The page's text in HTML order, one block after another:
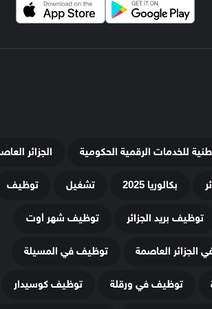
للخدمات الرقمية الحكومية الجزائر
بكالوريا 2025 تشغيل توظيف
توظيف بريد الجزائر توظيف شهر أوت
الجزائر العاصمة توظيف في المسيلة
توظيف في ورقلة توظيف كوسيدار